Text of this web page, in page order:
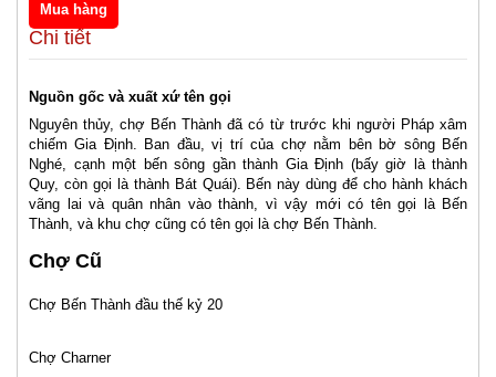
Chi tiết
Nguồn gốc và xuất xứ tên gọi
Nguyên thủy, chợ Bến Thành đã có từ trước khi người Pháp xâm
chiếm Gia Định. Ban đầu, vị trí của chợ nằm bên bờ sông Bến
Nghé, cạnh một bến sông gần thành Gia Định (bấy giờ là thành
Quy, còn gọi là thành Bát Quái). Bến này dùng để cho hành khách
vãng lai và quân nhân vào thành, vì vậy mới có tên gọi là Bến
Thành, và khu chợ cũng có tên gọi là chợ Bến Thành.
Chợ Cũ
Chợ Bến Thành đầu thế kỷ 20
Chợ Charner